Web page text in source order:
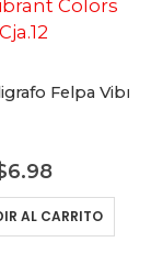
Felpa
6.98
AL CARRITO